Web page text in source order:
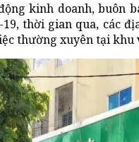
kinh doanh, buôn
19, thời gian qua, các
thường xuyên tại khu